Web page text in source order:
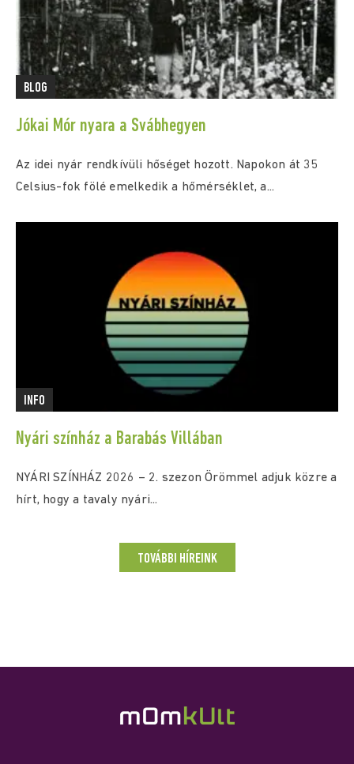
BLOG
Jókai Mór nyara a Svábhegyen
Az idei nyár rendkívüli hőséget hozott. Napokon át 35
Celsius-fok fölé emelkedik a hőmérséklet, a...
INFO
Nyári színház a Barabás Villában
NYÁRI SZÍNHÁZ 2026 – 2. szezon Örömmel adjuk közre a
hírt, hogy a tavaly nyári...
TOVÁBBI HÍREINK